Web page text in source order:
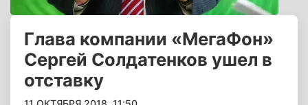
Глава компании «МегаФон»
Сергей Солдатенков ушел в
отставку